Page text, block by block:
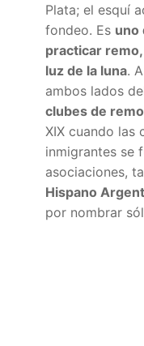
Plata; el esquí
fondeo. Es uno
practicar
luz de la luna.
ambos lados
clubes de remo
XIX cuando las
inmigrantes se
asociaciones,
Hispano
por nombrar